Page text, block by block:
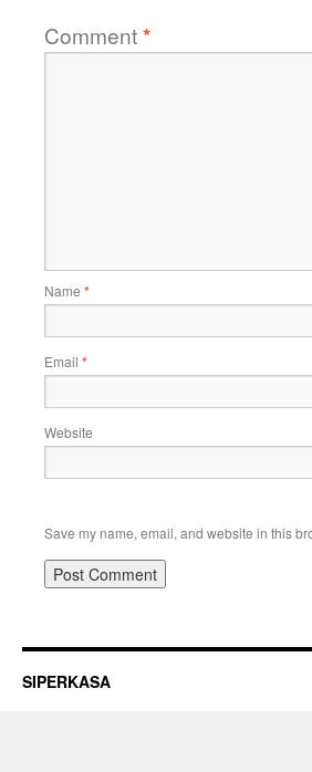
Comment*
Name *
Email *
Website
Save my name, email, and website in this
SIPERKASA